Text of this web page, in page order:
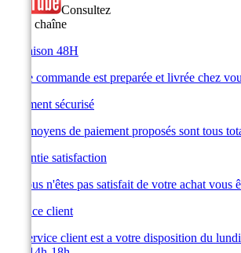
Consultez
notre chaîne
Livraison 48H
Votre commande est preparée et livrée chez
Paiement sécurisé
Les moyens de paiement proposés sont tous
Garantie satisfaction
Si vous n'êtes pas satisfait de votre achat vous
Service client
Le service client est a votre disposition du